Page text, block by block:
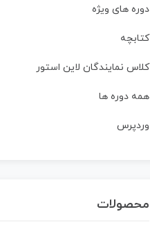
دوره های ویژه
کتابچه
کلاس نمایندگان لاین استور
همه دوره ها
وردپرس
محصولات